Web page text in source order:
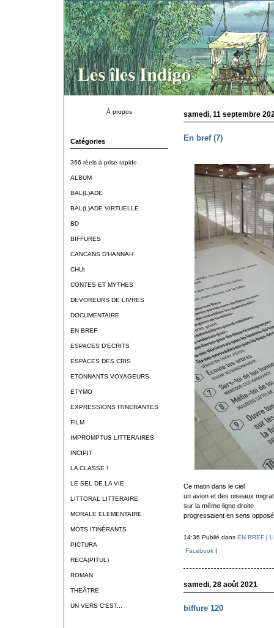
À propos
Catégories
366 réels à prise rapide
ALBUM
BAL(L)ADE
BAL(L)ADE VIRTUELLE
BD
BIFFURES
CANCANS D'HANNAH
CHUt
CONTES ET MYTHES
DEVOREURS DE LIVRES
DOCUMENTAIRE
EN BREF
ESPACES D'ECRITS
ESPACES DES CRIS
ETONNANTS VOYAGEURS
ETYMO
EXPRESSIONS ITINERANTES
FILM
IMPROMPTUS LITTERAIRES
INCIPIT
LA CLASSE !
LE SEL DE LA VIE
LITTORAL LITTERAIRE
MORALE ELEMENTAIRE
MOTS ITINÉRANTS
PICTURA
RECA(PITUL)
ROMAN
THEÂTRE
UN VERS C'EST...
samedi, 11 septembre
En bref (7)
Ce matin dans le ciel
un avion et des oiseaux
sur la même ligne droite
progressaient en sens opposé
14:36 Publié dans EN BREF|
Facebook|
samedi, 28 août 2021
biffure 120